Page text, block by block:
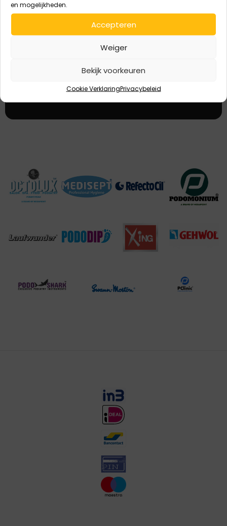
en mogelijkheden.
Accepteren
Weiger
Bekijk voorkeuren
Cookie VerklaringPrivacybeleid
gegevens worden verzameld en opgeslagen conform AVG